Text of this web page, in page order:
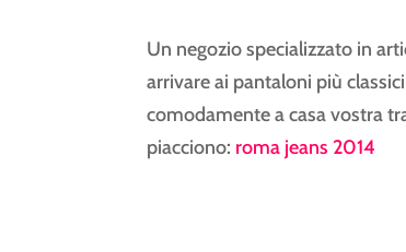
Un negozio specializzato in
arrivare ai pantaloni più
comodamente a casa vostra
piacciono: roma jeans 2014